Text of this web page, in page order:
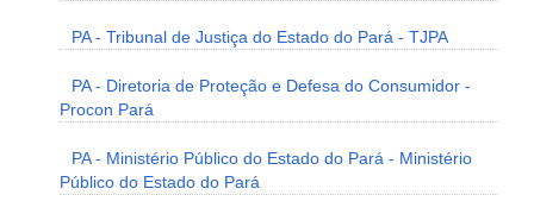
PA - Tribunal de Justiça do Estado do Pará - TJPA
PA - Diretoria de Proteção e Defesa do Consumidor -
Procon Pará
PA - Ministério Público do Estado do Pará - Ministério
Público do Estado do Pará